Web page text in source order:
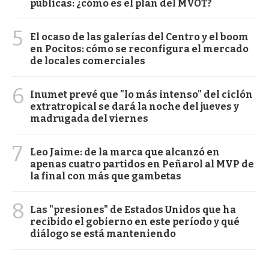
públicas: ¿cómo es el plan del MVOT?
5
El ocaso de las galerías del Centro y el boom
en Pocitos: cómo se reconfigura el mercado
de locales comerciales
6
Inumet prevé que "lo más intenso" del ciclón
extratropical se dará la noche del jueves y
madrugada del viernes
7
Leo Jaime: de la marca que alcanzó en
apenas cuatro partidos en Peñarol al MVP de
la final con más que gambetas
8
Las "presiones" de Estados Unidos que ha
recibido el gobierno en este período y qué
diálogo se está manteniendo